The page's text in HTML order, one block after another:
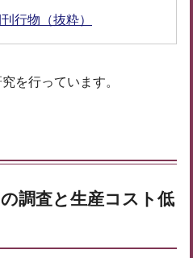
行物（抜粋）
を行っています。
調査と生産コスト低